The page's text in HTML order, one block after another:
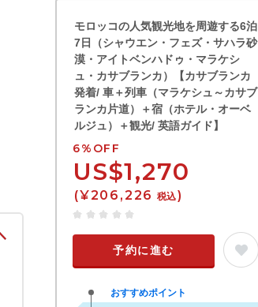
モロッコの人気観光地を周遊する6泊
7日（シャウエン・フェズ・サハラ砂
漠・アイトベンハドゥ・マラケシ
ュ・カサブランカ）【カサブランカ
発着/ 車＋列車（マラケシュ～カサブ
ランカ片道）＋宿（ホテル・オーベ
ルジュ）＋観光/ 英語ガイド】
6%OFF
US$1,270
(¥206,226 税込)
予約に進む
おすすめポイント